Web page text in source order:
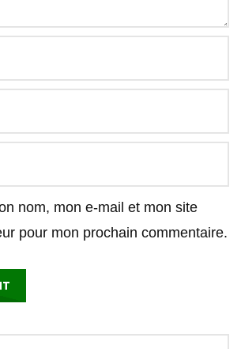
nom, mon e-mail et mon site
pour mon prochain commentaire.